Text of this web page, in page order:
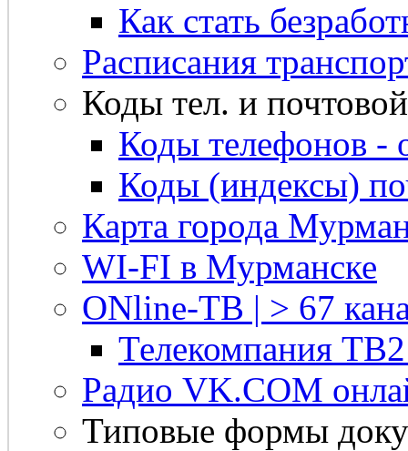
Как стать
Расписания
Коды тел. и
Коды телефонов -
Коды (индексы)
Карта города
WI-FI в Мурманске
ONline-ТВ | > 67
Телекомпания
Радио VK.COM
Типовые формы